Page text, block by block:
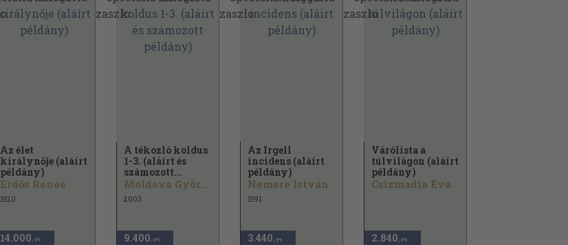
Az élet
királynője (aláírt
példány)
Erdős Renée
1920
14.000 ,-Ft
A tékozló koldus
1-3. (aláírt és
számozott...
Moldova György
2003
9.400 ,-Ft
Az Irgell
incidens (aláírt
példány)
Nemere István
1991
3.440 ,-Ft
Várólista a
túlvilágon (aláírt
példány)
Csizmadia Éva
2.840 ,-Ft